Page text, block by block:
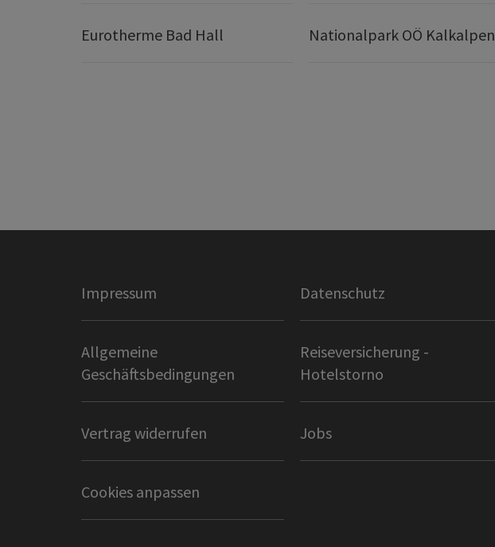
Eurotherme Bad Hall Nationalpark OÖ Kalkalpen
Impressum Datenschutz
Allgemeine
Geschäftsbedingungen
Reiseversicherung -
Hotelstorno
Vertrag widerrufen Jobs
Cookies anpassen